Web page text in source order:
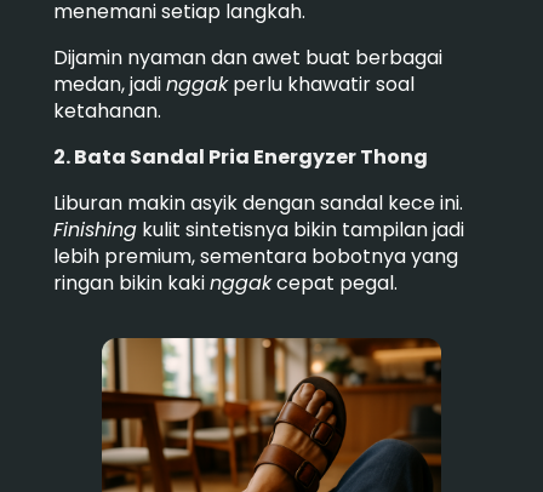
menemani setiap langkah.
Dijamin nyaman dan awet buat berbagai
medan, jadinggakperlu khawatir soal
ketahanan.
2. Bata Sandal Pria Energyzer Thong
Liburan makin asyik dengan sandal kece ini.
Finishingkulit sintetisnya bikin tampilan jadi
lebih premium, sementara bobotnya yang
ringan bikin kakinggakcepat pegal.